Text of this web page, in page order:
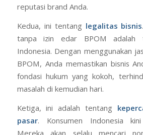
reputasi brand Anda.
Kedua, ini tentang legalitas bisnis
tanpa izin edar BPOM adalah
Indonesia. Dengan menggunakan
BPOM, Anda memastikan bisnis
fondasi hukum yang kokoh,
masalah di kemudian hari.
Ketiga, ini adalah tentang
pasar. Konsumen Indonesia
Mereka akan selalu mencari